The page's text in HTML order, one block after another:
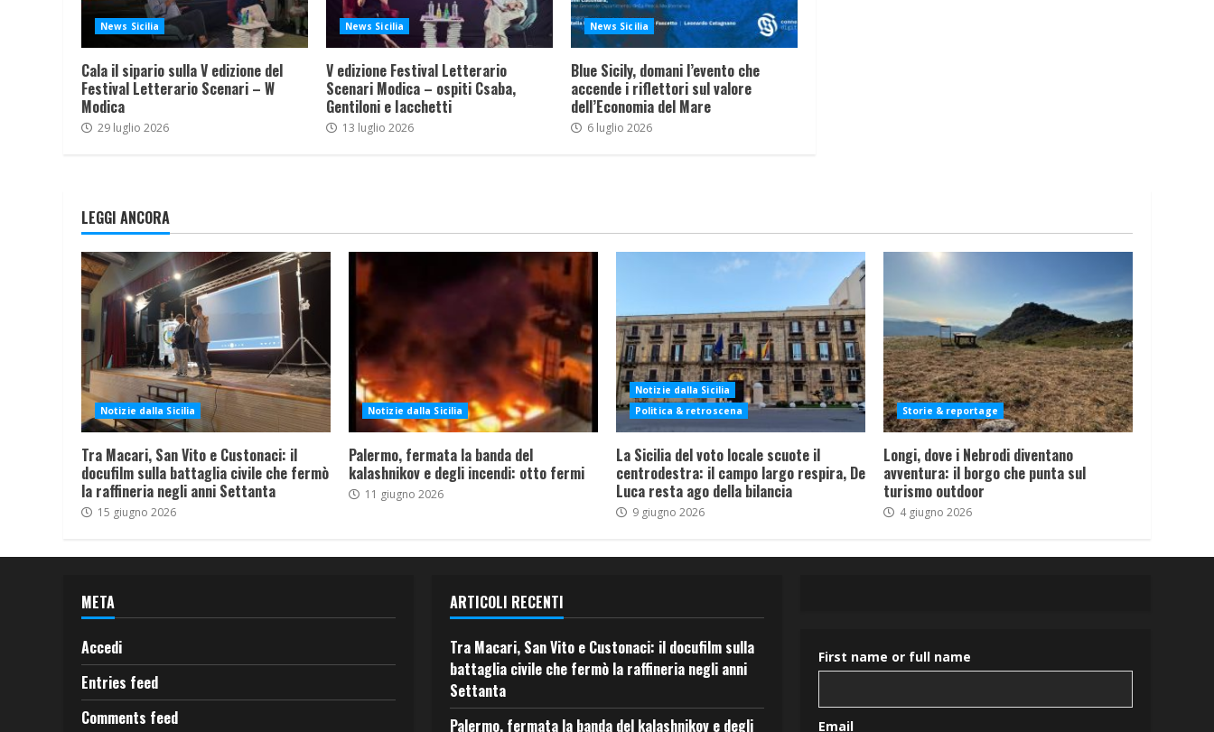
News Sicilia
Cala il sipario sulla V edizione del
Festival Letterario Scenari – W
Modica
29 luglio 2026
News Sicilia
V edizione Festival Letterario
Scenari Modica – ospiti Csaba,
Gentiloni e Iacchetti
13 luglio 2026
News Sicilia
Blue Sicily, domani l’evento che
accende i riflettori sul valore
dell’Economia del Mare
6 luglio 2026
LEGGI ANCORA
Notizie dalla Sicilia
Tra Macari, San Vito e Custonaci: il
docufilm sulla battaglia civile che fermò
la raffineria negli anni Settanta
15 giugno 2026
Notizie dalla Sicilia
Palermo, fermata la banda del
kalashnikov e degli incendi: otto fermi
11 giugno 2026
Notizie dalla Sicilia
Politica & retroscena
La Sicilia del voto locale scuote il
centrodestra: il campo largo respira, De
Luca resta ago della bilancia
9 giugno 2026
Storie & reportage
Longi, dove i Nebrodi diventano
avventura: il borgo che punta sul
turismo outdoor
4 giugno 2026
META
Accedi
Entries feed
Comments feed
ARTICOLI RECENTI
Tra Macari, San Vito e Custonaci: il docufilm sulla
battaglia civile che fermò la raffineria negli anni
Settanta
Palermo, fermata la banda del kalashnikov e degli
First name or full name
Email